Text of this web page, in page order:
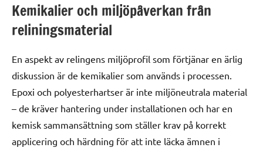
Kemikalier och miljöpåverkan från
reliningsmaterial
En aspekt av relingens miljöprofil som förtjänar en ärlig
diskussion är de kemikalier som används i processen.
Epoxi och polyesterhartser är inte miljöneutrala material
– de kräver hantering under installationen och har en
kemisk sammansättning som ställer krav på korrekt
applicering och härdning för att inte läcka ämnen i